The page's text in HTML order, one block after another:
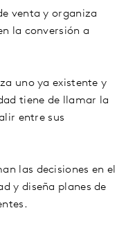
venta y organiza
la conversión a
uno ya existente y
tiene de llamar la
entre sus
las decisiones en el
y diseña planes de